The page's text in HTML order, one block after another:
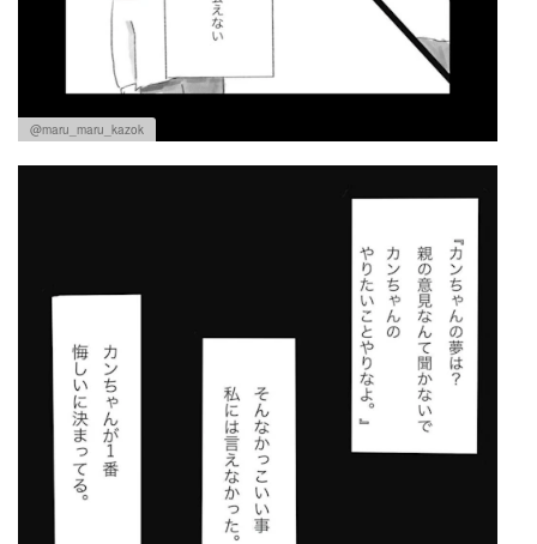
@maru_maru_kazok